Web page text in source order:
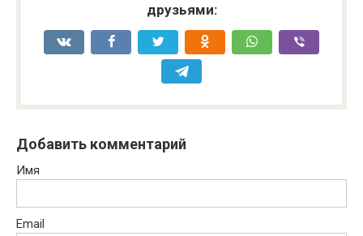
друзьями:
Добавить комментарий
Имя
Email